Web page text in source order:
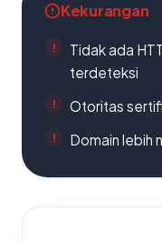
Kekurangan
Tidak ada
terdeteksi
Otoritas
Domain lebih